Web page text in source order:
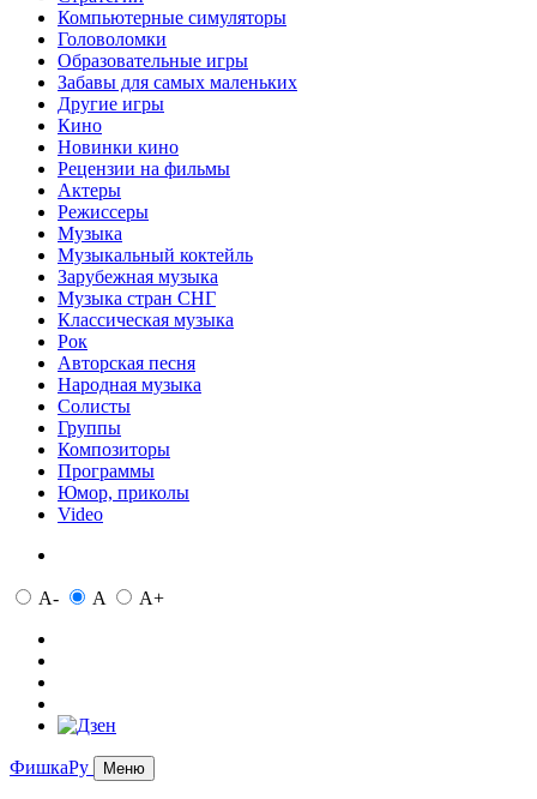
Компьютерные симуляторы
Головоломки
Образовательные игры
Забавы для самых маленьких
Другие игры
Кино
Новинки кино
Рецензии на фильмы
Актеры
Режиссеры
Музыка
Музыкальный коктейль
Зарубежная музыка
Музыка стран СНГ
Классическая музыка
Рок
Авторская песня
Народная музыка
Солисты
Группы
Композиторы
Программы
Юмор, приколы
Video
A- A A+
ФишкаРу Меню